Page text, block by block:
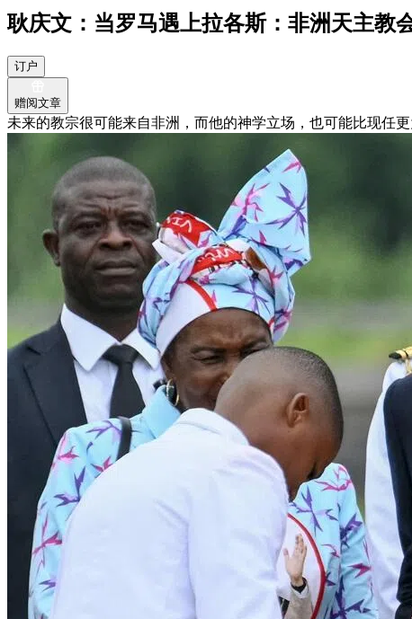
耿庆文：当罗马遇上拉各斯：非洲天主教
订户
赠阅文章
未来的教宗很可能来自非洲，而他的神学立场，也可能比现任